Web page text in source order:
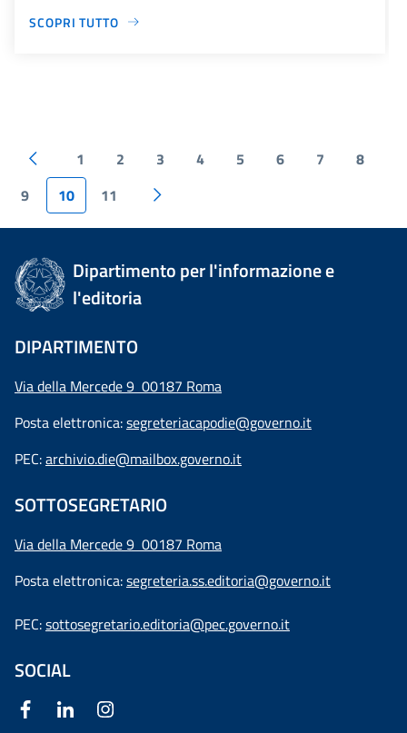
SCOPRI TUTTO
1 2 3 4 5 6 7
8
9
10 11
Dipartimento per l'informazione e
l'editoria
DIPARTIMENTO
Via della Mercede 9 00187 Roma
Posta elettronica:segreteriacapodie@governo.it
PEC:archivio.die@mailbox.governo.it
SOTTOSEGRETARIO
Via della Mercede 9 00187 Roma
Posta elettronica:segreteria.ss.editoria@governo.it
PEC:sottosegretario.editoria@pec.governo.it
SOCIAL